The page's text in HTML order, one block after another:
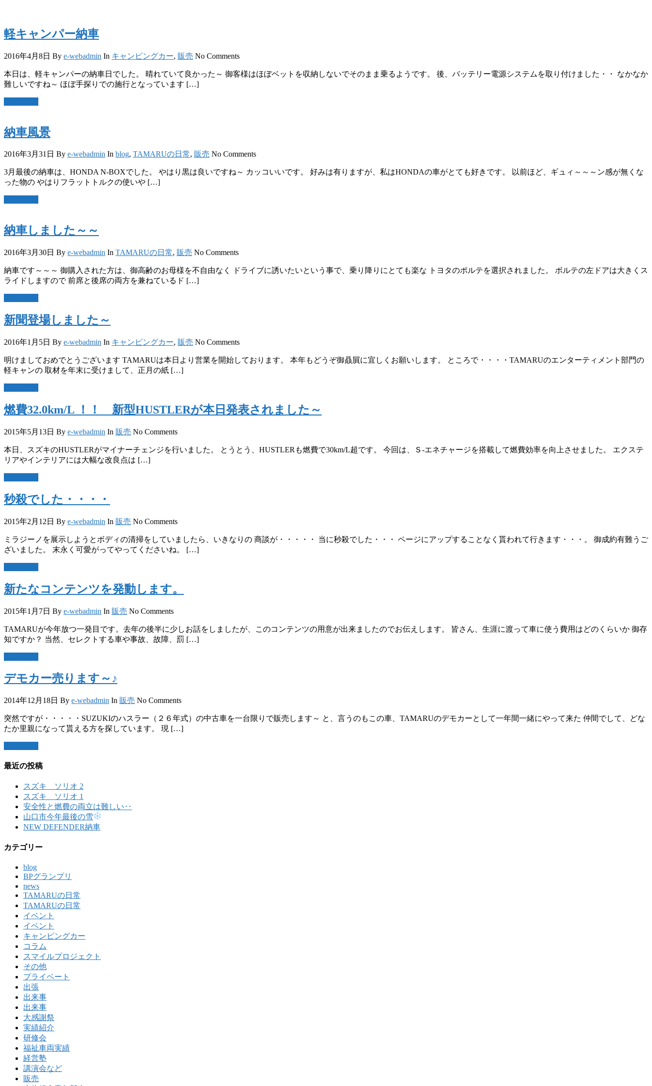
軽キャンパー納車
2016年4月8日 By e-webadmin In キャンピングカー, 販売 No Comments
本日は、軽キャンパーの納車日でした。 晴れていて良かった～ 御客様はほぼベットを収納しないでそのまま乗るようです。 後、バッテリー電源システムを取り付けました・・ なかなか
難しいですね～ ほぼ手探りでの施行となっています […]
納車風景
2016年3月31日 By e-webadmin In blog, TAMARUの日常, 販売 No Comments
3月最後の納車は、HONDA N-BOXでした。 やはり黒は良いですね～ カッコいいです。 好みは有りますが、私はHONDAの車がとても好きです。 以前ほど、ギュィ～～～ン感が無くな
った物の やはりフラットトルクの使いや […]
納車しました～～
2016年3月30日 By e-webadmin In TAMARUの日常, 販売 No Comments
納車です～～～ 御購入された方は、御高齢のお母様を不自由なく ドライブに誘いたいという事で、乗り降りにとても楽な トヨタのポルテを選択されました。 ボルテの左ドアは大きくス
ライドしますので 前席と後席の両方を兼ねているド […]
新聞登場しました～
2016年1月5日 By e-webadmin In キャンピングカー, 販売 No Comments
明けましておめでとうございます TAMARUは本日より営業を開始しております。 本年もどうぞ御贔屓に宜しくお願いします。 ところで・・・・TAMARUのエンターティメント部門の
軽キャンの 取材を年末に受けまして、正月の紙 […]
燃費32.0km/L ！！ 新型HUSTLERが本日発表されました～
2015年5月13日 By e-webadmin In 販売 No Comments
本日、スズキのHUSTLERがマイナーチェンジを行いました。 とうとう、HUSTLERも燃費で30km/L超です。 今回は、Ｓ-エネチャージを搭載して燃費効率を向上させました。 エクステ
リアやインテリアには大幅な改良点は […]
秒殺でした・・・・
2015年2月12日 By e-webadmin In 販売 No Comments
ミラジーノを展示しようとボディの清掃をしていましたら、いきなりの 商談が・・・・・ 当に秒殺でした・・・ ページにアップすることなく貰われて行きます・・・。 御成約有難うご
ざいました。 末永く可愛がってやってくださいね。 […]
新たなコンテンツを発動します。
2015年1月7日 By e-webadmin In 販売 No Comments
TAMARUが今年放つ一発目です。去年の後半に少しお話をしましたが、このコンテンツの用意が出来ましたのでお伝えします。 皆さん、生涯に渡って車に使う費用はどのくらいか 御存
知ですか？ 当然、セレクトする車や事故、故障、罰 […]
デモカー売ります～♪
2014年12月18日 By e-webadmin In 販売 No Comments
突然ですが・・・・・SUZUKIのハスラー（２６年式）の中古車を一台限りで販売します～ と、言うのもこの車、TAMARUのデモカーとして一年間一緒にやって来た 仲間でして、どな
たか里親になって貰える方を探しています。 現 […]
最近の投稿
スズキ ソリオ 2
スズキ ソリオ 1
安全性と燃費の両立は難しい‥
山口市今年最後の雪
NEW DEFENDER納車
カテゴリー
blog
BPグランプリ
news
TAMARUの日常
TAMARUの日常
イベント
イベント
キャンピングカー
コラム
スマイルプロジェクト
その他
プライベート
出張
出来事
出来事
大感謝祭
実績紹介
研修会
福祉車両実績
経営塾
講演会など
販売